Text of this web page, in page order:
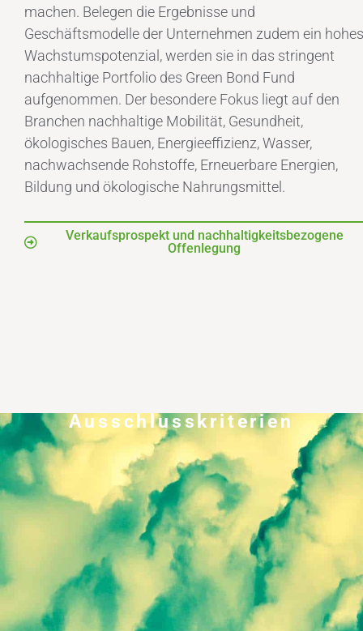
machen. Belegen die Ergebnisse und
Geschäftsmodelle der Unternehmen zudem ein hohes
Wachstumspotenzial, werden sie in das stringent
nachhaltige Portfolio des Green Bond Fund
aufgenommen. Der besondere Fokus liegt auf den
Branchen nachhaltige Mobilität, Gesundheit,
ökologisches Bauen, Energieeffizienz, Wasser,
nachwachsende Rohstoffe, Erneuerbare Energien,
Bildung und ökologische Nahrungsmittel.
Verkaufsprospekt und nachhaltigkeitsbezogene
Offenlegung
Ausschlusskriterien